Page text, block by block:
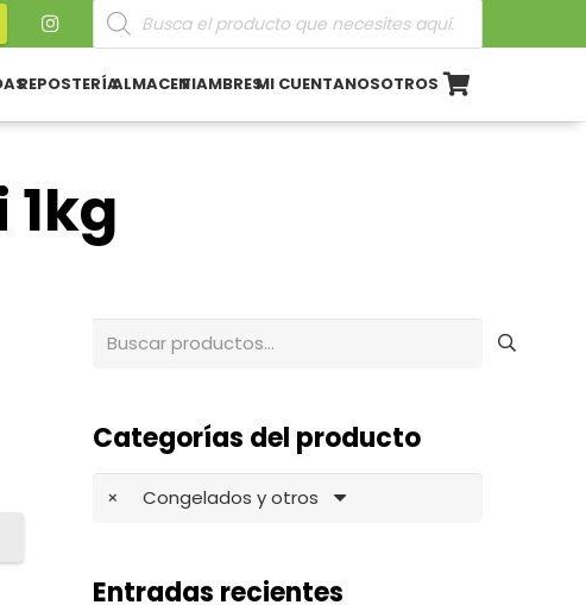
Búsqueda
de
productos
REPOSTERÍAALMACENFIAMBRESMI CUENTANOSOTROS
Buscar
Categorías del producto
× Congelados y otros
Entradas recientes